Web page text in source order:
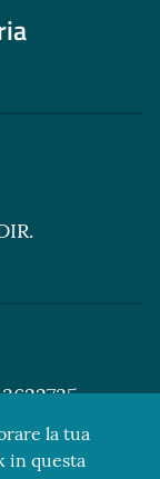
la tua
in questa